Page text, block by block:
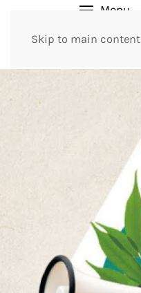
Skip to main content
Menu